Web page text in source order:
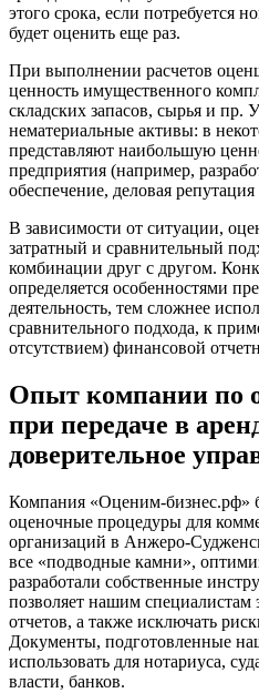
этого срока, если потребуется
будет оценить еще раз.
При выполнении расчетов
ценность имущественного
складских запасов, сырья и пр.
нематериальные активы: в
представляют наибольшую
предприятия (например,
обеспечение, деловая
В зависимости от ситуации,
затратный и сравнительный
комбинации друг с другом.
определяется особенностями
деятельность, тем сложнее
сравнительного подхода, к
отсутствием) финансовой
Опыт компании по
при передаче в
доверительное
Компания «Оценим-бизнес.рф»
оценочные процедуры для
организаций в Анжеро-
все «подводные камни»,
разработали собственные
позволяет нашим специалистам
отчетов, а также исключать
Документы, подготовленные
использовать для нотариуса,
власти, банков.
Горячий Ключ
Грозный
Губаха
Губкин
Губкинский
Гуково
Гулькевичи
Гусев
Гусь-Хрустальный
Дедовск
Дербент
Джанкой
Дзержинск
Дзержинский
Дмитров
Долгопрудный
Домодедово
Дубна
Дюртюли
Евпатория
Егорьевск
Ейск
Екатеринбург
Елабуга
Елец